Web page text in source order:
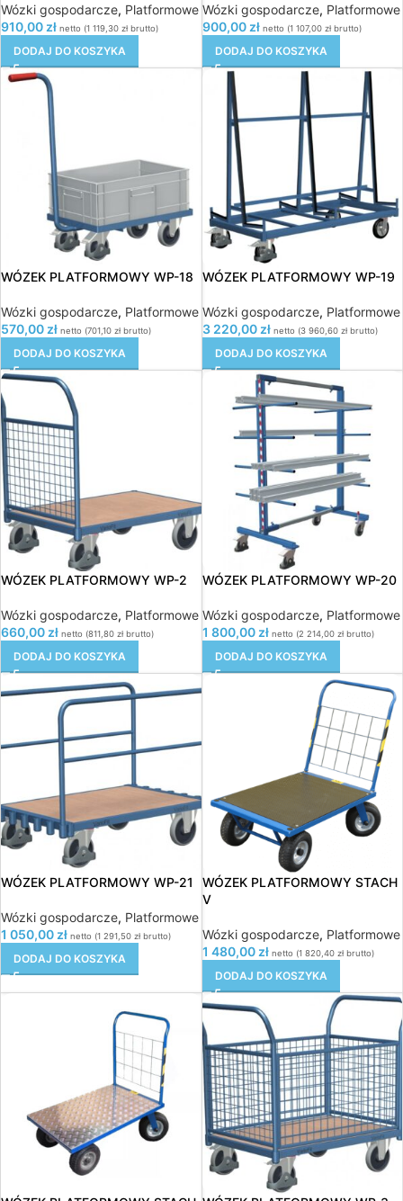
Wózki gospodarcze, Platformowe
910,00 zł netto (1 119,30 zł brutto)
DODAJ DO KOSZYKA
Wózki gospodarcze, Platformowe
900,00 zł netto (1 107,00 złbrutto)
DODAJ DO KOSZYKA
WÓZEK PLATFORMOWY WP-18
Wózki gospodarcze, Platformowe
570,00 zł netto (701,10 zł brutto)
DODAJ DO KOSZYKA
WÓZEK PLATFORMOWY WP-19
Wózki gospodarcze, Platformowe
3 220,00 zł netto (3 960,60 złbrutto)
DODAJ DO KOSZYKA
WÓZEK PLATFORMOWY WP-2
Wózki gospodarcze, Platformowe
660,00 zł netto (811,80 zł brutto)
DODAJ DO KOSZYKA
WÓZEK PLATFORMOWY WP-20
Wózki gospodarcze, Platformowe
1 800,00 zł netto (2 214,00 złbrutto)
DODAJ DO KOSZYKA
WÓZEK PLATFORMOWY WP-21
Wózki gospodarcze, Platformowe
1 050,00 zł netto (1 291,50 zł brutto)
DODAJ DO KOSZYKA
WÓZEK PLATFORMOWY STACH
V
Wózki gospodarcze, Platformowe
1 480,00 zł netto (1 820,40 złbrutto)
DODAJ DO KOSZYKA